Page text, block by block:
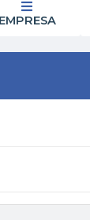
EMPRESA